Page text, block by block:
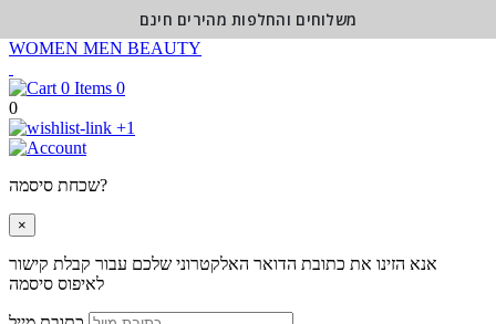
WOMEN MEN BEAUTY
0
0
+1
שכחת סיסמה?
×
אנא הזינו את כתובת הדואר האלקטרוני שלכם עבור קבלת קישור
לאיפוס סיסמה
משלוחים והחלפות מהירים חינם